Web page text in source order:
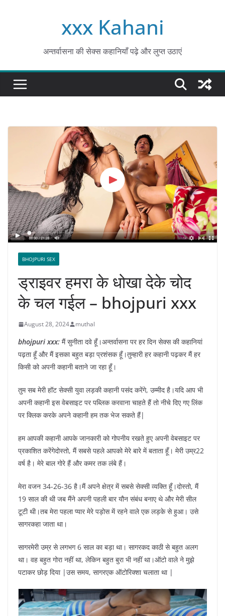
xxx Kahani
अन्तर्वासना की सेक्स कहानियाँ पढ़े और लुप्त उठाएं
BHOJPURI SEX
ड्राइवर हमरा के धोखा देके चोद
के चल गईल – bhojpuri xxx
August 28, 2024 muthal
bhojpuri xxx: मैं सुनीता दवे हूँ।अन्तर्वासना पर हर दिन सेक्स की कहानियां
पढ़ता हूँ और मैं इसका बहुत बड़ा प्रशंसक हूँ।तुम्हारी हर कहानी पढ़कर मैं हर
किसी को अपनी कहानी बताने जा रहा हूँ।
तुम सब मेरी हॉट सेक्सी युवा लड़की कहानी पसंद करेंगे, उम्मीद है।यदि आप भी
अपनी कहानी इस वेबसाइट पर पब्लिक करवाना चाहते हैं तो नीचे दिए गए लिंक
पर क्लिक करके अपने कहानी हम तक भेज सकते हैं|
हम आपकी कहानी आपके जानकारी को गोपनीय रखते हुए अपनी वेबसाइट पर
प्रकाशित करेंगेदोस्तो, मैं सबसे पहले आपको मेरे बारे में बताता हूँ। मेरी उम्र22
वर्ष है। मेरे बाल गोरे हैं और कमर तक लंबे हैं।
मेरा वजन 34-26-36 है।मैं अपने क्षेत्र में सबसे सेक्सी व्यक्ति हूँ।दोस्तो, मैं
19 साल की थी जब मैंने अपनी पहली बार यौन संबंध बनाए थे और मेरी सील
टूटी थी।तब मेरा पहला प्यार मेरे पड़ोस में रहने वाले एक लड़के से हुआ। उसे
सागरकहा जाता था।
सागरमेरी उम्र से लगभग 6 साल का बड़ा था। सागरकद काठी से बहुत अलग
था। वह बहुत गोरा नहीं था, लेकिन बहुत बुरा भी नहीं था।ऑटो वाले ने मुझे
पटाकर छोड़ दिया |उस समय, सागरएक ऑटोरिक्शा चलाता था |